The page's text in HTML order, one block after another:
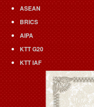
ASEAN
BRICS
AIPA
KTT G20
KTT IAF